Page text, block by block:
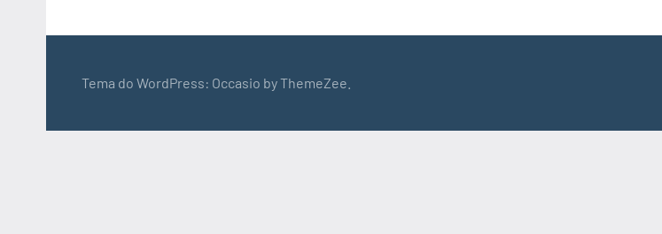
Tema do WordPress: Occasio by ThemeZee.